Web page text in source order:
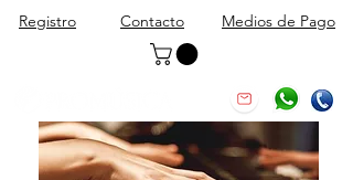
Registro Contacto Medios de Pago